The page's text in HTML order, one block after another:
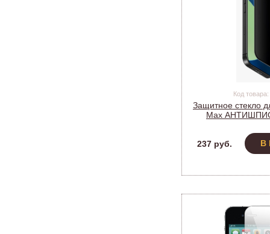
Код
Защитное стекло
Max
237 руб.
В